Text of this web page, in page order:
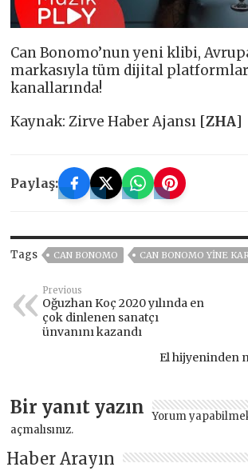
Can Bonomo’nun yeni klibi,
markasıyla tüm dijital
kanallarında!
Kaynak: Zirve Haber Ajansı [ZHA]
Paylaş:
Tags CAN BONOMO CAN BONOMO YINE
Previous
Oğuzhan Koç 2020 yılında en
çok dinlenen sanatçı
ünvanını kazandı
El hijyeninden
Bir yanıt yazın Yorum
açmalısınız.
Haber Arayın